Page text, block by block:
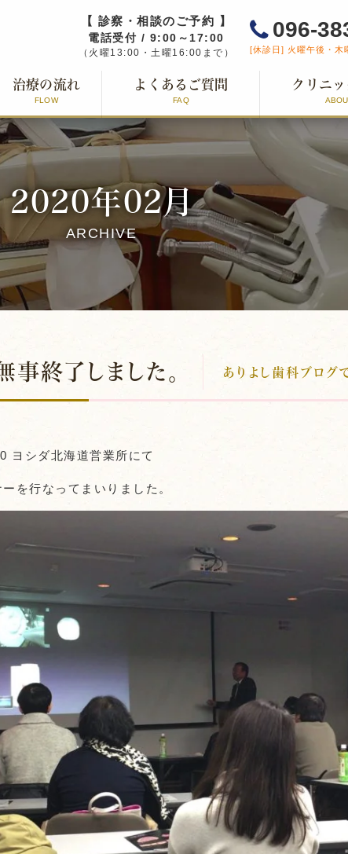
【 診察・相談のご予約 】
電話受付 / 9:00～17:00
（火曜13:00・土曜16:00まで）
096-
[休診日] 火曜午後・木
治療の流れ
FLOW
よくあるご質問
FAQ
クリニ
2020年02月
ARCHIVE
事終了しました。 ありよし歯科ブログで
ヨシダ北海道営業所にて
を行なってまいりました。